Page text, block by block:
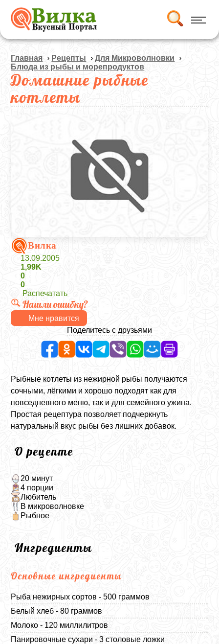
Главная › Рецепты ›Для Микроволновки ›
Блюда из рыбы и морепродуктов
Домашние рыбные
котлеты
Вилка
13.09.2005
1,99K
0
0
Распечатать
Нашли ошибку?
Мне нравится
Поделитесь с друзьями
Рыбные котлеты из нежирной рыбы получаются
сочными, лёгкими и хорошо подходят как для
повседневного меню, так и для семейного ужина.
Простая рецептура позволяет подчеркнуть
натуральный вкус рыбы без лишних добавок.
О рецепте
20 минут
4 порции
Любитель
В микроволновке
Рыбное
Ингредиенты
Основные ингредиенты
Рыба нежирных сортов - 500 граммов
Белый хлеб - 80 граммов
Молоко - 120 миллилитров
Панировочные сухари - 3 столовые ложки